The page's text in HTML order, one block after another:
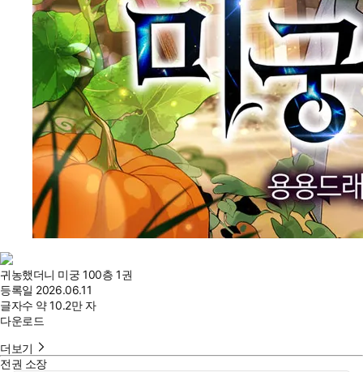
귀농했더니 미궁 100층 1권
등록일 2026.06.11
글자수 약 10.2만 자
다운로드
더보기
전권 소장